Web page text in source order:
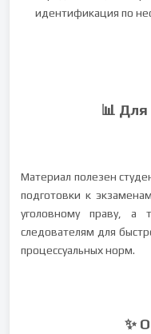
идентификация по
📊
Материал полезен
подготовки к
уголовному праву, а
следователям для
процессуальных норм.
✨